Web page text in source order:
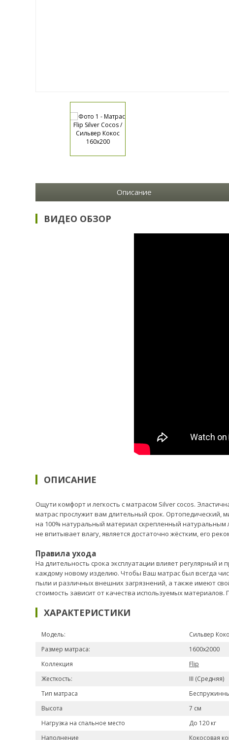
Описание
ВИДЕО ОБЗОР
ОПИСАНИЕ
Ощути комфорт и легкость с матрасом Silver cocos.
матрас прослужит вам длительный срок. Ортопедический,
на 100% натуральный материал скрепленный
не впитывает влагу, является достаточно жёстким, его
Правила ухода
На длительность срока эксплуатации влияет регулярный
каждому новому изделию. Чтобы Ваш матрас был всегда
пыли и различных внешних загрязнений, а также имеют
стоимость зависит от качества используемых
ХАРАКТЕРИСТИКИ
Модель:
Сильвер
Размер матраса:
1600x2000
Коллекция
Flip
Жесткость:
III (Средняя)
Тип матраса
Высота
7 см
Нагрузка на спальное место
До 120 кг
Наполнение
Кокосовая